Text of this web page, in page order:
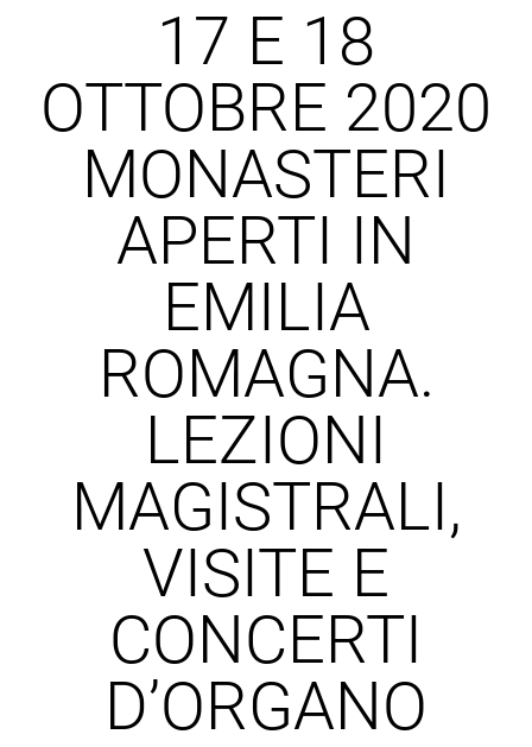
17 E 18
OTTOBRE 2020
MONASTERI
APERTI IN
EMILIA
ROMAGNA.
LEZIONI
MAGISTRALI,
VISITE E
CONCERTI
D’ORGANO